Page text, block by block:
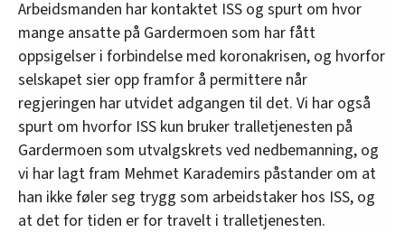
Arbeidsmanden har kontaktet ISS og spurt om hvor
mange ansatte på Gardermoen som har fått
oppsigelser i forbindelse med koronakrisen, og hvorfor
selskapet sier opp framfor å permittere når
regjeringen har utvidet adgangen til det. Vi har også
spurt om hvorfor ISS kun bruker tralletjenesten på
Gardermoen som utvalgskrets ved nedbemanning, og
vi har lagt fram Mehmet Karademirs påstander om at
han ikke føler seg trygg som arbeidstaker hos ISS, og
at det for tiden er for travelt i tralletjenesten.